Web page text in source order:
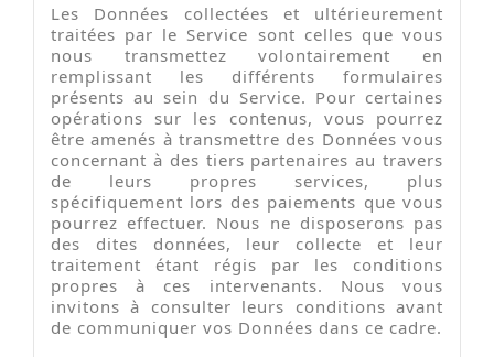
Les Données collectées et ultérieurement
traitées par le Service sont celles que vous
nous transmettez volontairement en
remplissant les différents formulaires
présents au sein du Service. Pour certaines
opérations sur les contenus, vous pourrez
être amenés à transmettre des Données vous
concernant à des tiers partenaires au travers
de leurs propres services, plus
spécifiquement lors des paiements que vous
pourrez effectuer. Nous ne disposerons pas
des dites données, leur collecte et leur
traitement étant régis par les conditions
propres à ces intervenants. Nous vous
invitons à consulter leurs conditions avant
de communiquer vos Données dans ce cadre.